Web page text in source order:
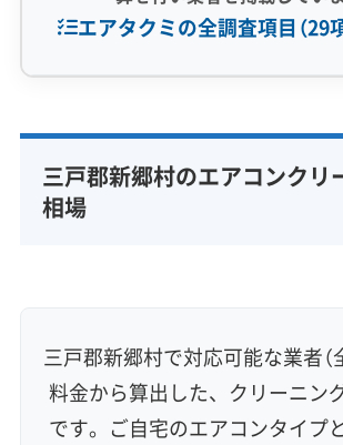
エアタクミの全調査項目（29
完全分解洗浄 部分クリーニング
実績10
資格保有スタッフ
エコ洗剤使用
アレルギー対策
ハウスダス
地域密着型
フランチャイズ
利便性・サービス (12)
三戸郡新郷村のエアコンクリ
相場
三戸郡新郷村で対応可能な業者（
料金から算出した、クリーニン
です。ご自宅のエアコンタイプ